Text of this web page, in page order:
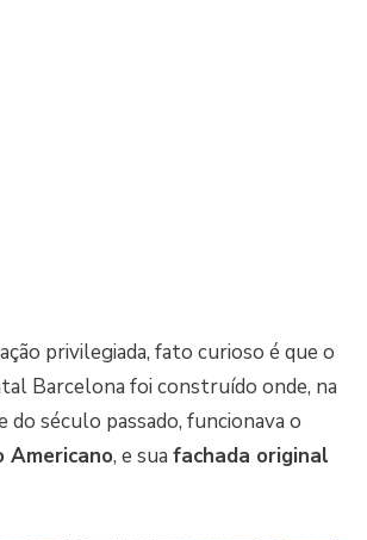
privilegiada, fato curioso é que o
Barcelona foi construído onde, na
do século passado, funcionava o
Americano, e sua fachada original